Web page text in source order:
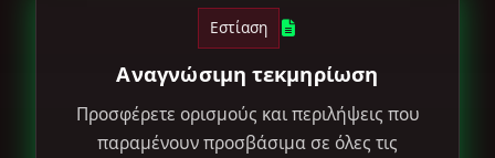
Εστίαση
Αναγνώσιμη τεκμηρίωση
Προσφέρετε ορισμούς και περιλήψεις που
παραμένουν προσβάσιμα σε όλες τις